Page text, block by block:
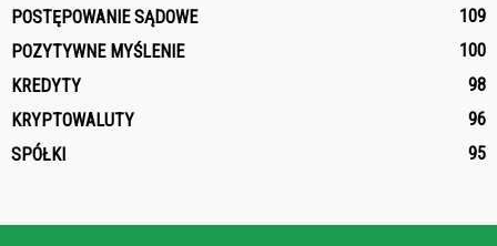
POSTĘPOWANIE SĄDOWE
109
POZYTYWNE MYŚLENIE
100
KREDYTY
98
KRYPTOWALUTY
96
SPÓŁKI
95